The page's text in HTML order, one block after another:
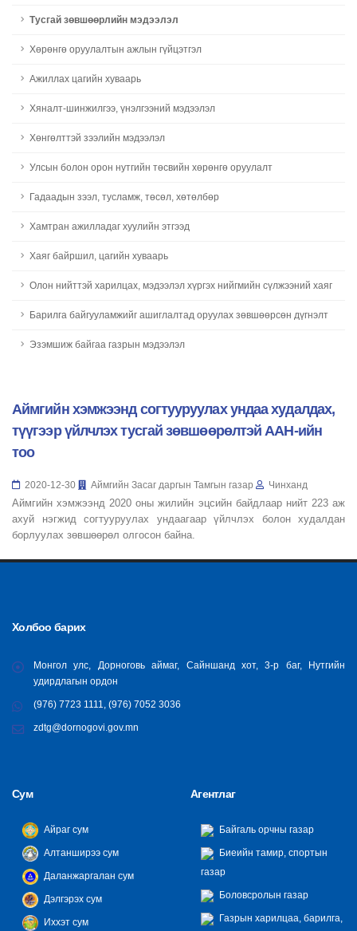
Тусгай зөвшөөрлийн мэдээлэл
Хөрөнгө оруулалтын ажлын гүйцэтгэл
Ажиллах цагийн хуваарь
Хяналт-шинжилгээ, үнэлгээний мэдээлэл
Хөнгөлттэй зээлийн мэдээлэл
Улсын болон орон нутгийн төсвийн хөрөнгө оруулалт
Гадаадын зээл, тусламж, төсөл, хөтөлбөр
Хамтран ажилладаг хуулийн этгээд
Хаяг байршил, цагийн хуваарь
Олон нийттэй харилцах, мэдээлэл хүргэх нийгмийн сүлжээний хаяг
Барилга байгууламжийг ашиглалтад оруулах зөвшөөрсөн дүгнэлт
Эзэмшиж байгаа газрын мэдээлэл
Аймгийн хэмжээнд согтууруулах ундаа худалдах,
түүгээр үйлчлэх тусгай зөвшөөрөлтэй ААН-ийн
тоо
2020-12-30 Аймгийн Засаг даргын Тамгын газар Чинханд
Аймгийн хэмжээнд 2020 оны жилийн эцсийн байдлаар нийт 223 аж
ахуй нэгжид согтууруулах ундаагаар үйлчлэх болон худалдан
борлуулах зөвшөөрөл олгосон байна.
Холбоо барих
Монгол улс, Дорноговь аймаг, Сайншанд хот, 3-р баг, Нутгийн
удирдлагын ордон
(976) 7723 1111, (976) 7052 3036
zdtg@dornogovi.gov.mn
Сум
Айраг сум
Алтанширээ сум
Даланжаргалан сум
Дэлгэрэх сум
Иххэт сум
Агентлаг
Байгаль орчны газар
Биеийн тамир, спортын
газар
Боловсролын газар
Газрын харилцаа, барилга,